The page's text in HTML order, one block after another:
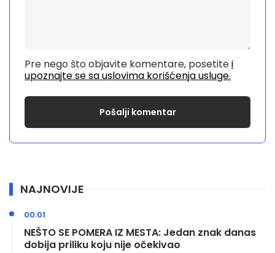
Pre nego što objavite komentare, posetitei
upoznajte se sa uslovima korišćenja usluge.
NAJNOVIJE
NEŠTO SE POMERA IZ MESTA: Jedan znak danas
dobija priliku koju nije očekivao
00:01